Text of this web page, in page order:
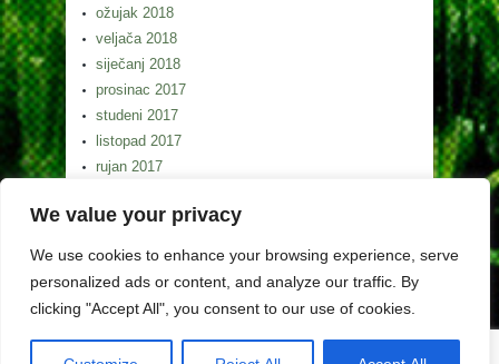
We value your privacy
We use cookies to enhance your browsing experience, serve
personalized ads or content, and analyze our traffic. By
clicking "Accept All", you consent to our use of cookies.
ožujak 2018
veljača 2018
siječanj 2018
prosinac 2017
studeni 2017
listopad 2017
rujan 2017
srpanj 2017